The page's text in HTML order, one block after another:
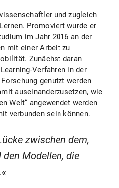
und zugleich
Promoviert wurde er
im Jahr 2016 an der
mit einer Arbeit zu
Zunächst daran
Verfahren in der
genutzt werden
auseinanderzusetzen, wie
Welt“ angewendet werden
verbunden sein können.
zwischen dem,
Modellen, die